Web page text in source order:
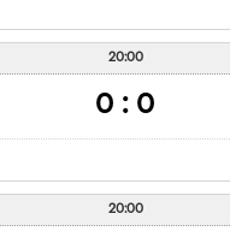
20:00
0 : 0
20:00